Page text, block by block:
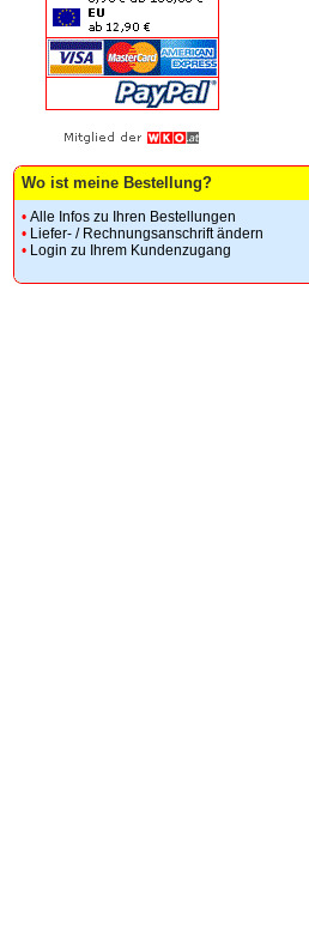
Wo ist meine Bestellung?
• Alle Infos zu Ihren Bestellungen
• Liefer- / Rechnungsanschrift ändern
• Login zu Ihrem Kundenzugang